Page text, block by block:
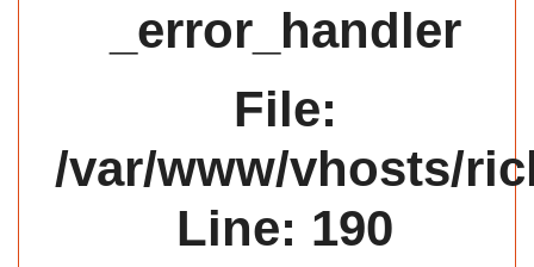
_error_handler
File:
/var/www/vhosts/
Line: 190